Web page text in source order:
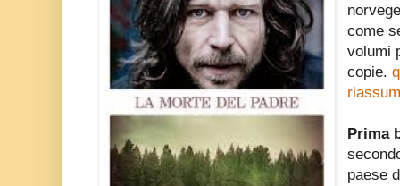
come
volumi
copie.
Prima
paese